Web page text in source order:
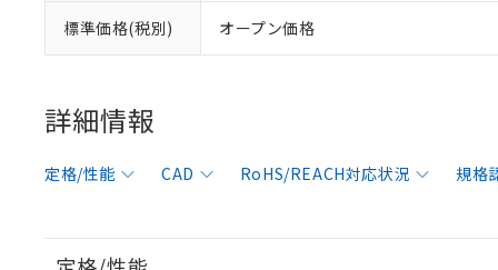
標準価格(税別) オープン価格
詳細情報
定格/性能 CAD RoHS/REACH対応状況 規格